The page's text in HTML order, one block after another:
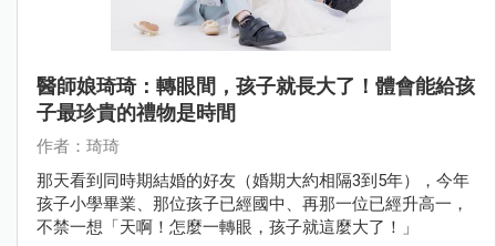
醫師娘琦琦：轉眼間，孩子就長大了！體會能給孩
子最珍貴的禮物是時間
作者：琦琦
那天看到同時期結婚的好友（婚期大約相隔3到5年），今年
孩子小學畢業、那位孩子已經國中、再那一位已經升高一，
不禁一想「天啊！怎麼一轉眼，孩子就這麼大了！」